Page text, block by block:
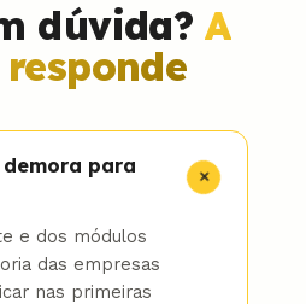
dúvida?A
para
e dos módulos
das empresas
nas primeiras